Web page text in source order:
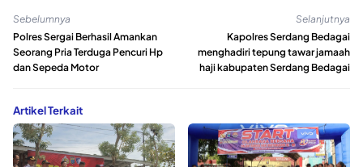
Sebelumnya
Polres Sergai Berhasil Amankan
Seorang Pria Terduga Pencuri Hp
dan Sepeda Motor
Selanjutnya
Kapolres Serdang Bedagai
menghadiri tepung tawar jamaah
haji kabupaten Serdang Bedagai
Artikel Terkait